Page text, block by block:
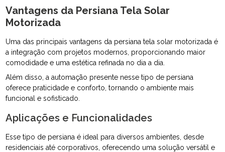
Vantagens da Persiana Tela Solar
Motorizada
Uma das principais vantagens da persiana tela solar motorizada é
a integração com projetos modernos, proporcionando maior
comodidade e uma estética refinada no dia a dia.
Além disso, a automação presente nesse tipo de persiana
oferece praticidade e conforto, tornando o ambiente mais
funcional e sofisticado.
Aplicações e Funcionalidades
Esse tipo de persiana é ideal para diversos ambientes, desde
residenciais até corporativos, oferecendo uma solução versátil e